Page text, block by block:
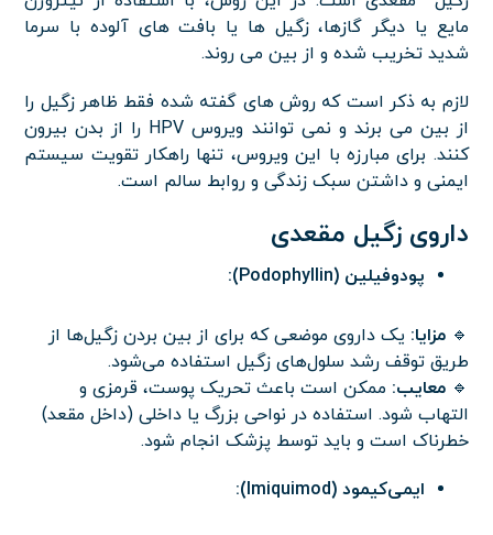
مایع یا دیگر گازها، زگیل ها یا بافت های آلوده با سرما
شدید تخریب شده و از بین می روند.
لازم به ذکر است که روش های گفته شده فقط ظاهر زگیل را
از بین می برند و نمی توانند ویروس HPV را از بدن بیرون
کنند. برای مبارزه با این ویروس، تنها راهکار تقویت سیستم
ایمنی و داشتن سبک زندگی و روابط سالم است.
داروی زگیل مقعدی
پودوفیلین (Podophyllin):
🔹مزایا: یک داروی موضعی که برای از بین بردن زگیل‌ها از
طریق توقف رشد سلول‌های زگیل استفاده می‌شود.
🔹معایب: ممکن است باعث تحریک پوست، قرمزی و
التهاب شود. استفاده در نواحی بزرگ یا داخلی (داخل مقعد)
خطرناک است و باید توسط پزشک انجام شود.
ایمی‌کیمود (Imiquimod):